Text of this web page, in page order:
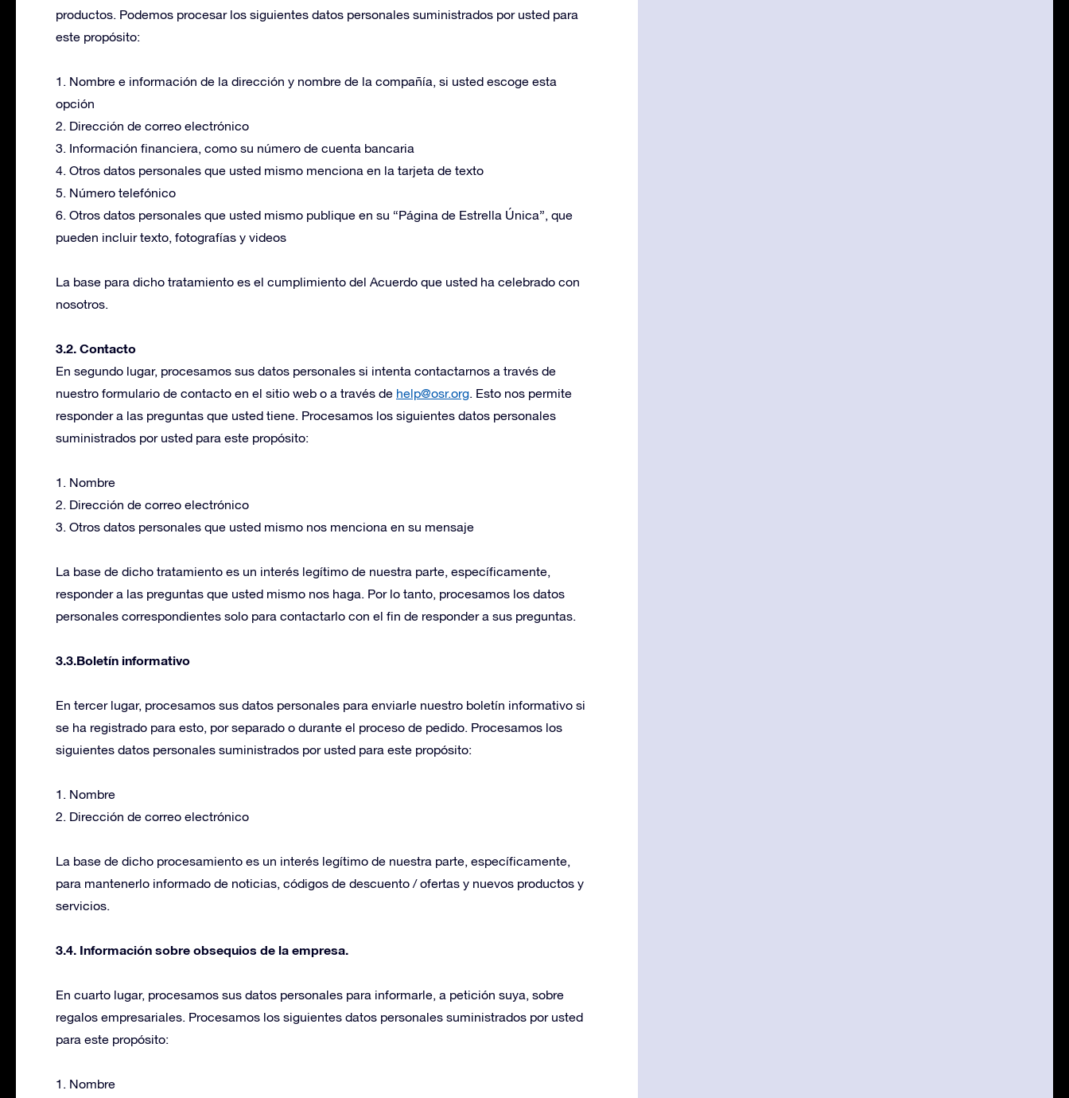
productos. Podemos procesar los siguientes datos personales suministrados por usted para
este propósito:
1. Nombre e información de la dirección y nombre de la compañía, si usted escoge esta
opción
2. Dirección de correo electrónico
3. Información financiera, como su número de cuenta bancaria
4. Otros datos personales que usted mismo menciona en la tarjeta de texto
5. Número telefónico
6. Otros datos personales que usted mismo publique en su “Página de Estrella Única”, que
pueden incluir texto, fotografías y videos
La base para dicho tratamiento es el cumplimiento del Acuerdo que usted ha celebrado con
nosotros.
3.2. Contacto
En segundo lugar, procesamos sus datos personales si intenta contactarnos a través de
nuestro formulario de contacto en el sitio web o a través de help@osr.org. Esto nos permite
responder a las preguntas que usted tiene. Procesamos los siguientes datos personales
suministrados por usted para este propósito:
1. Nombre
2. Dirección de correo electrónico
3. Otros datos personales que usted mismo nos menciona en su mensaje
La base de dicho tratamiento es un interés legítimo de nuestra parte, específicamente,
responder a las preguntas que usted mismo nos haga. Por lo tanto, procesamos los datos
personales correspondientes solo para contactarlo con el fin de responder a sus preguntas.
3.3.Boletín informativo
En tercer lugar, procesamos sus datos personales para enviarle nuestro boletín informativo si
se ha registrado para esto, por separado o durante el proceso de pedido. Procesamos los
siguientes datos personales suministrados por usted para este propósito:
1. Nombre
2. Dirección de correo electrónico
La base de dicho procesamiento es un interés legítimo de nuestra parte, específicamente,
para mantenerlo informado de noticias, códigos de descuento / ofertas y nuevos productos y
servicios.
3.4. Información sobre obsequios de la empresa.
En cuarto lugar, procesamos sus datos personales para informarle, a petición suya, sobre
regalos empresariales. Procesamos los siguientes datos personales suministrados por usted
para este propósito:
1. Nombre